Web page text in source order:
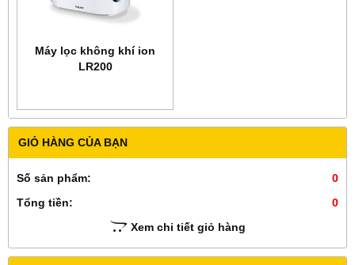
GIỎ HÀNG CỦA BẠN
Số sản phẩm:
0
Tổng tiền:
0
Xem chi tiết giỏ hàng
Máy lọc không khí ion
LR200